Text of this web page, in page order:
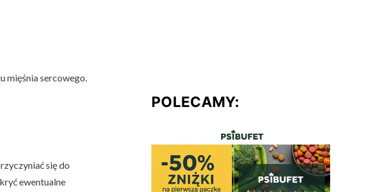
mięśnia sercowego.
się do
ewentualne
POLECAMY: